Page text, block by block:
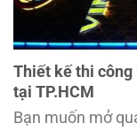
Thiết kế thi công
tại TP.HCM
Bạn muốn mở